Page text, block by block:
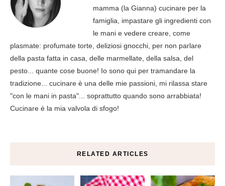
mamma (la Gianna) cucinare per la
famiglia, impastare gli ingredienti con
le mani e vedere creare, come
plasmate: profumate torte, deliziosi gnocchi, per non parlare
della pasta fatta in casa, delle marmellate, della salsa, del
pesto... quante cose buone! Io sono qui per tramandare la
tradizione... cucinare è una delle mie passioni, mi rilassa stare
"con le mani in pasta"... soprattutto quando sono arrabbiata!
Cucinare è la mia valvola di sfogo!
RELATED ARTICLES